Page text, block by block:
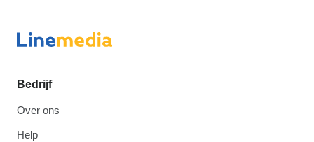
Bedrijf
Over ons
Help